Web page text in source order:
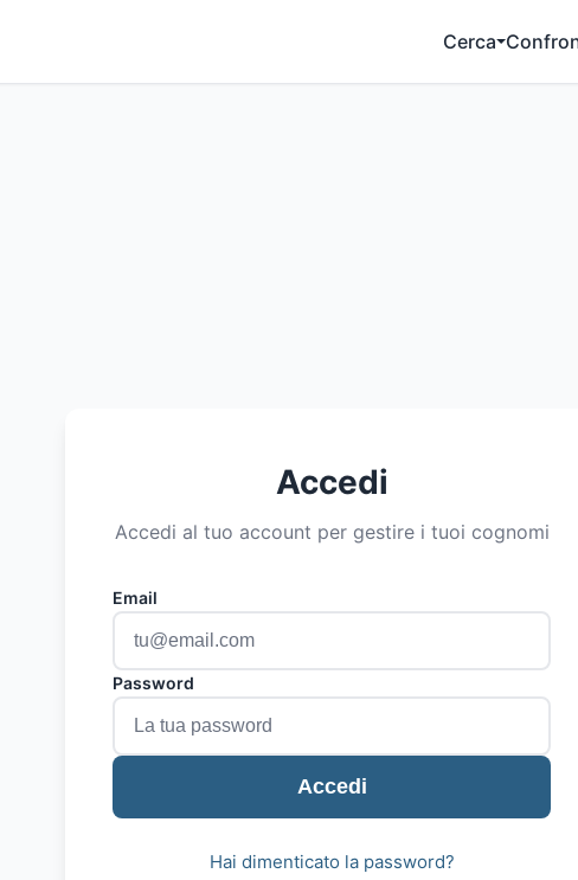
Cerca
Accedi
Accedi al tuo account per gestire i tuoi cognomi
Email
Password
Accedi
Hai dimenticato la password?